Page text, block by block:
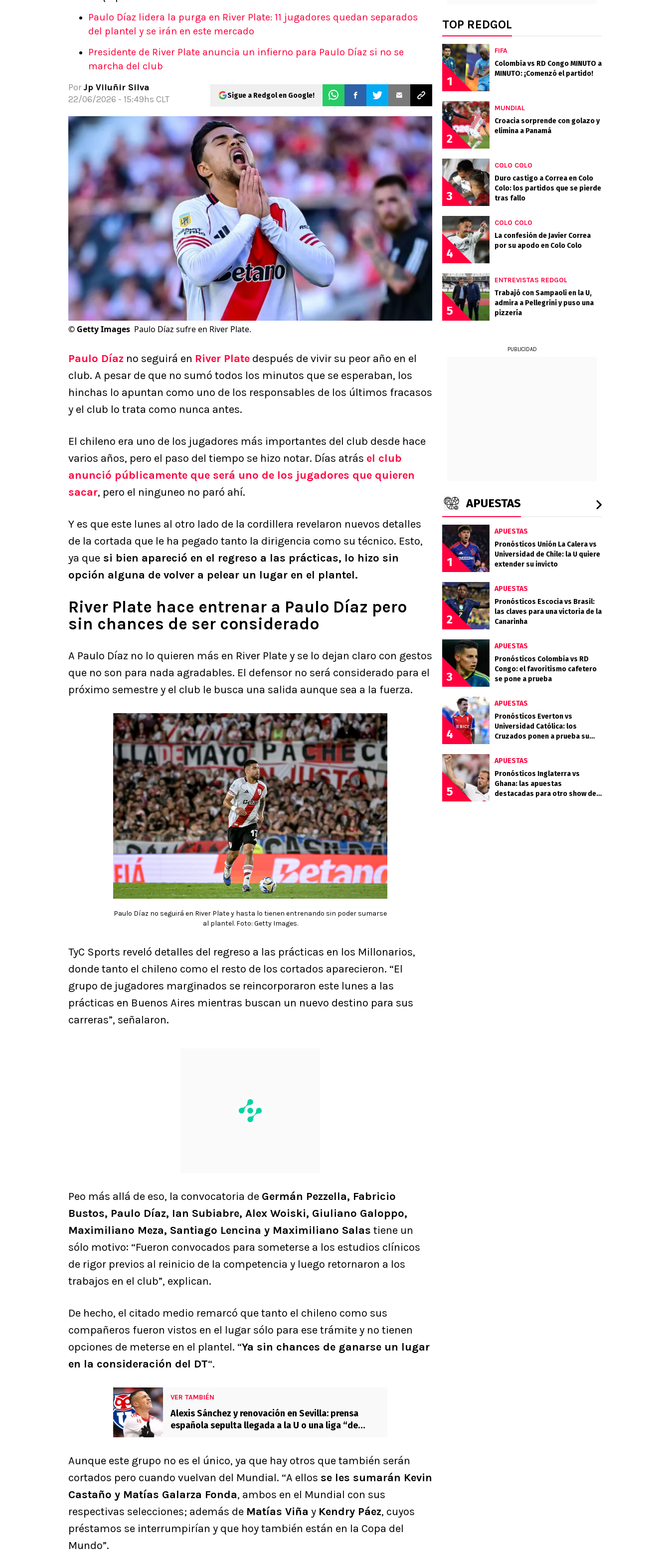
Apuestas Mundial 2026
Paulo Díaz lidera la purga en River Plate: 11 jugadores quedan separados
del plantel y se irán en este mercado
Presidente de River Plate anuncia un infierno para Paulo Díaz si no se
marcha del club
Por Jp Viluñir Silva
22/06/2026 - 15:49hs CLT
Sigue a Redgol en Google!
© Getty Images Paulo Díaz sufre en River Plate.
Paulo Díaz no seguirá en River Plate después de vivir su peor año en el
club. A pesar de que no sumó todos los minutos que se esperaban, los
hinchas lo apuntan como uno de los responsables de los últimos fracasos
y el club lo trata como nunca antes.
El chileno era uno de los jugadores más importantes del club desde hace
varios años, pero el paso del tiempo se hizo notar. Días atrás el club
anunció públicamente que será uno de los jugadores que quieren
sacar, pero el ninguneo no paró ahí.
Y es que este lunes al otro lado de la cordillera revelaron nuevos detalles
de la cortada que le ha pegado tanto la dirigencia como su técnico. Esto,
ya que si bien apareció en el regreso a las prácticas, lo hizo sin
opción alguna de volver a pelear un lugar en el plantel.
River Plate hace entrenar a Paulo Díaz pero
sin chances de ser considerado
A Paulo Díaz no lo quieren más en River Plate y se lo dejan claro con gestos
que no son para nada agradables. El defensor no será considerado para el
próximo semestre y el club le busca una salida aunque sea a la fuerza.
Paulo Díaz no seguirá en River Plate y hasta lo tienen entrenando sin poder sumarse
al plantel. Foto: Getty Images.
TyC Sports reveló detalles del regreso a las prácticas en los Millonarios,
donde tanto el chileno como el resto de los cortados aparecieron. “El
grupo de jugadores marginados se reincorporaron este lunes a las
prácticas en Buenos Aires mientras buscan un nuevo destino para sus
carreras”, señalaron.
Peo más allá de eso, la convocatoria de Germán Pezzella, Fabricio
Bustos, Paulo Díaz, Ian Subiabre, Alex Woiski, Giuliano Galoppo,
Maximiliano Meza, Santiago Lencina y Maximiliano Salas tiene un
sólo motivo: “Fueron convocados para someterse a los estudios clínicos
de rigor previos al reinicio de la competencia y luego retornaron a los
trabajos en el club”, explican.
De hecho, el citado medio remarcó que tanto el chileno como sus
compañeros fueron vistos en el lugar sólo para ese trámite y no tienen
opciones de meterse en el plantel. “Ya sin chances de ganarse un lugar
en la consideración del DT“.
VER TAMBIÉN
Alexis Sánchez y renovación en Sevilla: prensa
española sepulta llegada a la U o una liga “de
Aunque este grupo no es el único, ya que hay otros que también serán
cortados pero cuando vuelvan del Mundial. “A ellos se les sumarán Kevin
Castaño y Matías Galarza Fonda, ambos en el Mundial con sus
respectivas selecciones; además de Matías Viña y Kendry Páez, cuyos
préstamos se interrumpirían y que hoy también están en la Copa del
Mundo”.
TOP REDGOL
1
FIFA
Colombia vs RD Congo MINUTO a
MINUTO: ¡Comenzó el partido!
2
MUNDIAL
Croacia sorprende con golazo y
elimina a Panamá
3
COLO COLO
Duro castigo a Correa en Colo
Colo: los partidos que se pierde
tras fallo
4
COLO COLO
La confesión de Javier Correa
por su apodo en Colo Colo
5
ENTREVISTAS REDGOL
Trabajó con Sampaoli en la U,
admira a Pellegrini y puso una
pizzería
PUBLICIDAD
APUESTAS
1
APUESTAS
Pronósticos Unión La Calera vs
Universidad de Chile: la U quiere
extender su invicto
2
APUESTAS
Pronósticos Escocia vs Brasil:
las claves para una victoria de la
Canarinha
3
APUESTAS
Pronósticos Colombia vs RD
Congo: el favoritismo cafetero
se pone a prueba
4
APUESTAS
Pronósticos Everton vs
Universidad Católica: los
Cruzados ponen a prueba su
5
APUESTAS
Pronósticos Inglaterra vs
Ghana: las apuestas
destacadas para otro show de